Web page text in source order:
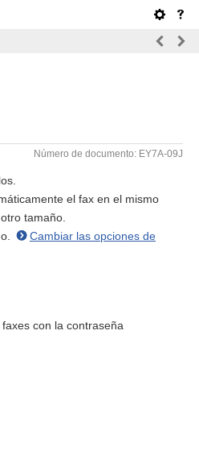
Número de documento: EY7A-09J
el fax en el mismo
tamaño.
Cambiar las opciones de
con la contraseña